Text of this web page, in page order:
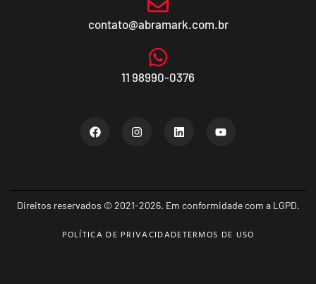
contato@abramark.com.br
11 98990-0376
Direitos reservados © 2021-2026. Em conformidade com a LGPD.
POLÍTICA DE PRIVACIDADETERMOS DE USO